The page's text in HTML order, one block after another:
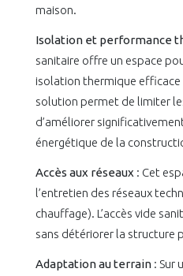
maison.
Isolation et performance
sanitaire offre un espace
isolation thermique efficace
solution permet de limiter
d’améliorer
énergétique de la
Accès aux réseaux : Cet
l’entretien des réseaux
chauffage). L’accès vide
sans détériorer la structure
Adaptation au terrain : Sur